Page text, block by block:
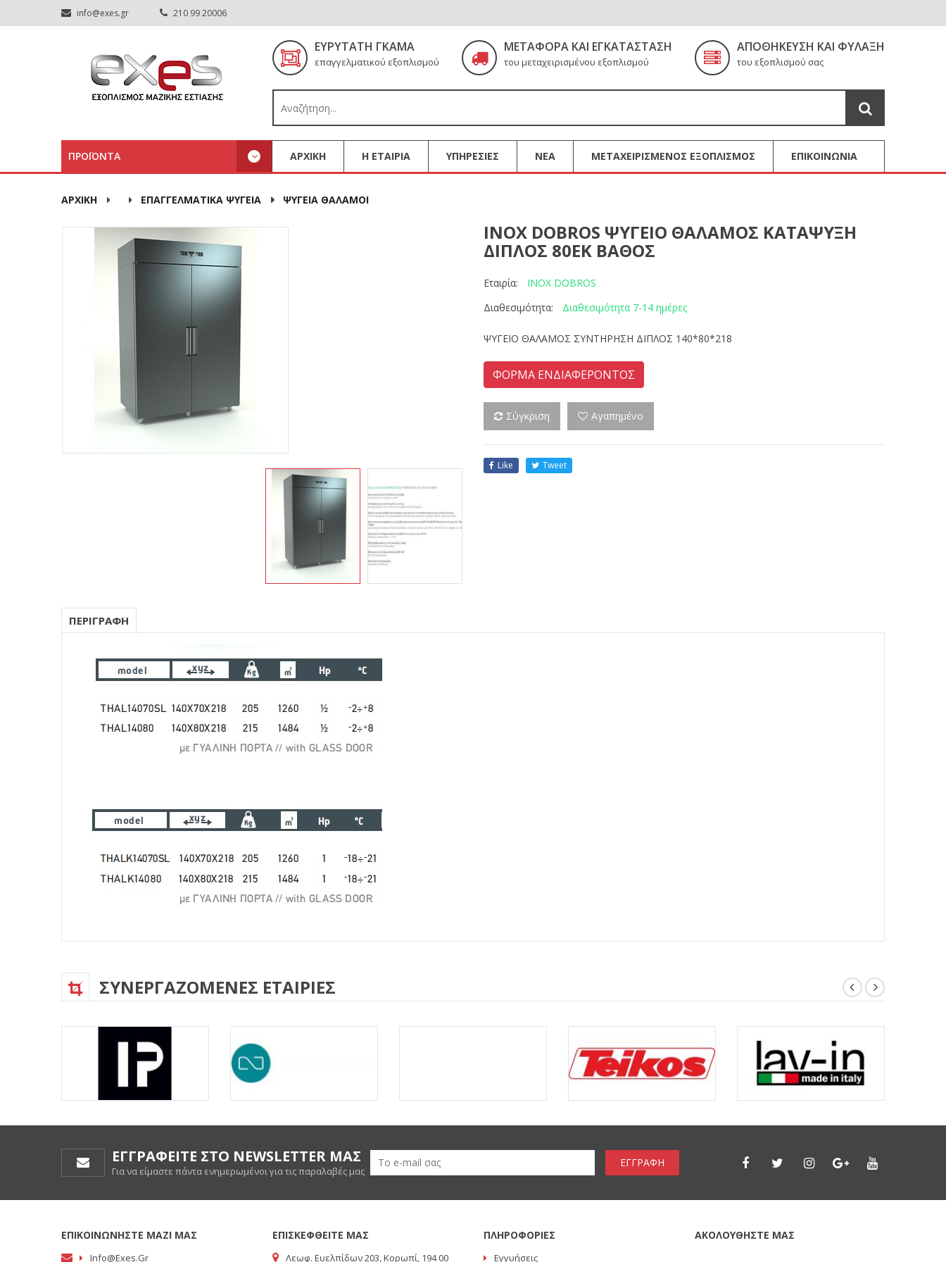
info@exes.gr 210 99 20006
ΕΥΡΎΤΑΤΗ ΓΚΆΜΑ
επαγγελματικού εξοπλισμού
ΜΕΤΑΦΟΡΆ ΚΑΙ ΕΓΚΑΤΆΣΤΑΣΗ
του μεταχειρισμένου εξοπλισμού
ΑΠΟΘΉΚΕΥΣΗ ΚΑΙ ΦΎΛΑΞΗ
του εξοπλισμού σας
ΠΡΟΪΟΝΤΑ ΑΡΧΙΚΗ Η ΕΤΑΙΡΙΑ ΥΠΗΡΕΣΙΕΣ ΝΕΑ ΜΕΤΑΧΕΙΡΙΣΜΕΝΟΣ ΕΞΟΠΛΙΣΜΟΣ ΕΠΙΚΟΙΝΩΝΙΑ
ΑΡΧΙΚΉ ΕΠΑΓΓΕΛΜΑΤΙΚΑ ΨΥΓΕΙΑ ΨΥΓΕΙΑ ΘΑΛΑΜΟΙ
INOX DOBROS ΨΥΓΕΙΟ ΘΑΛΑΜΟΣ ΚΑΤΑΨΥΞΗ
ΔΙΠΛΟΣ 80ΕΚ ΒΑΘΟΣ
Εταιρία:
INOX DOBROS
Διαθεσιμότητα:
Διαθεσιμότητα 7-14 ημέρες
ΨΥΓΕΙΟ ΘΑΛΑΜΟΣ ΣΥΝΤΗΡΗΣΗ ΔΙΠΛΟΣ 140*80*218
ΦΟΡΜΑ ΕΝΔΙΑΦΕΡΟΝΤΟΣ
Σύγκριση Αγαπημένο
Like Tweet
ΠΕΡΙΓΡΑΦΗ
ΣΥΝΕΡΓΑΖΟΜΕΝΕΣ ΕΤΑΙΡΙΕΣ
ΕΓΓΡΑΦΕΙΤΕ ΣΤΟ NEWSLETTER ΜΑΣ
Για να είμαστε πάντα ενημερωμένοι για τις παραλαβές μας
ΕΓΓΡΑΦΗ
ΕΠΙΚΟΙΝΩΝΗΣΤΕ ΜΑΖΙ ΜΑΣ
Info@exes.gr
ΕΠΙΣΚΕΦΘΕΙΤΕ ΜΑΣ
Λεωφ. Ευελπίδων 203, Κορωπί, 194 00
ΠΛΗΡΟΦΟΡΙΕΣ
Εγγυήσεις
ΑΚΟΛΟΥΘΗΣΤΕ ΜΑΣ